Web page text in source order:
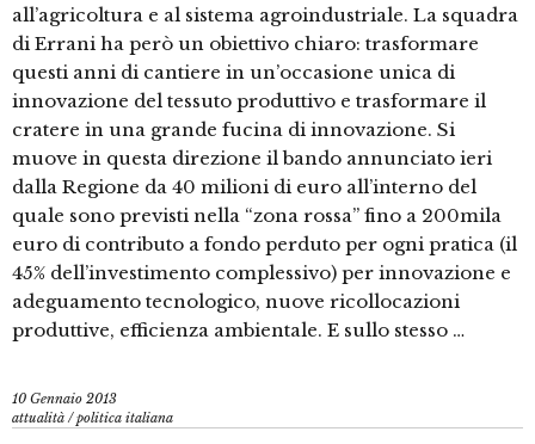
all’agricoltura e al sistema agroindustriale. La squadra
di Errani ha però un obiettivo chiaro: trasformare
questi anni di cantiere in un’occasione unica di
innovazione del tessuto produttivo e trasformare il
cratere in una grande fucina di innovazione. Si
muove in questa direzione il bando annunciato ieri
dalla Regione da 40 milioni di euro all’interno del
quale sono previsti nella “zona rossa” fino a 200mila
euro di contributo a fondo perduto per ogni pratica (il
45% dell’investimento complessivo) per innovazione e
adeguamento tecnologico, nuove ricollocazioni
produttive, efficienza ambientale. E sullo stesso …
10 Gennaio 2013
attualità /politica italiana